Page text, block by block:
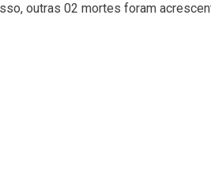
outras 02 mortes foram